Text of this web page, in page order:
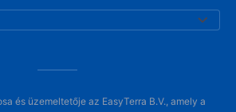
és üzemeltetője az EasyTerra B.V., amely a